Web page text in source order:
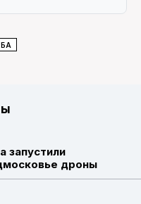
запустили
дроны